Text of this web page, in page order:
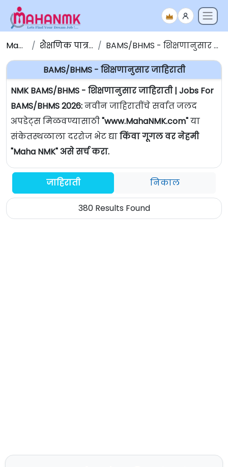
Maha NMK शैक्षणिक पात्रतेनुसार जाहिराती BAMS/BHMS - शिक्षणानुसार जाहिराती | Jobs For BAMS/BHMS
BAMS/BHMS - शिक्षणानुसार जाहिराती
NMK BAMS/BHMS - शिक्षणानुसार जाहिराती | Jobs For
BAMS/BHMS 2026:नवीन जाहिरातींचे सर्वात जलद
अपडेट्स मिळवण्यासाठी"www.MahaNMK.com"या
संकेतस्थळाला दररोज भेट द्याकिंवा गूगल वर नेहमी
"Maha NMK" असे सर्च करा.
जाहिराती निकाल
380 Results Found